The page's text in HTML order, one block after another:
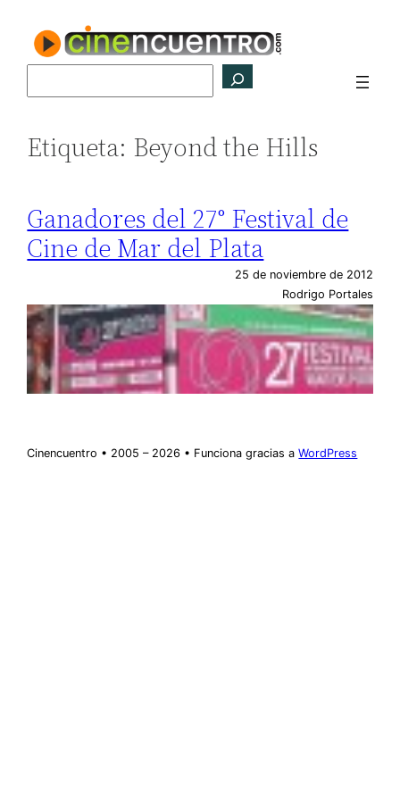
contenido
Etiqueta: Beyond the Hills
Ganadores del 27° Festival de
Cine de Mar del Plata
25 de noviembre de 2012
Rodrigo Portales
Cinencuentro • 2005 – 2026 • Funciona gracias aWordPress